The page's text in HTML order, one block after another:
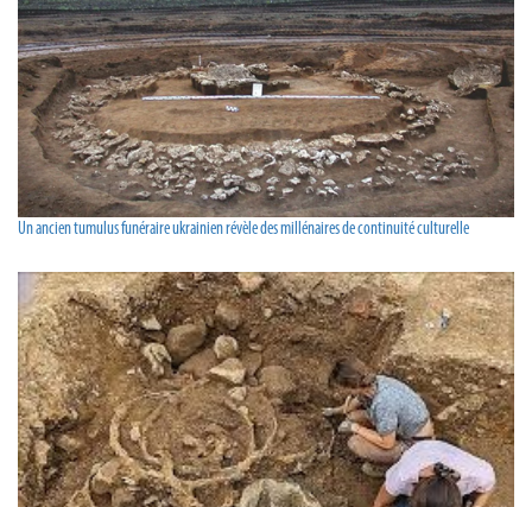
Un ancien tumulus funéraire ukrainien révèle des millénaires de continuité culturelle